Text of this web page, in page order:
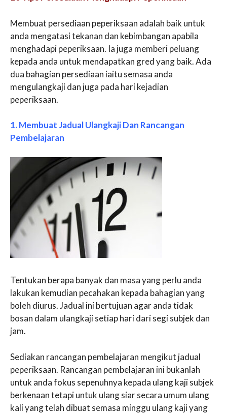
Membuat persediaan peperiksaan adalah baik untuk
anda mengatasi tekanan dan kebimbangan apabila
menghadapi peperiksaan. Ia juga memberi peluang
kepada anda untuk mendapatkan gred yang baik. Ada
dua bahagian persediaan iaitu semasa anda
mengulangkaji dan juga pada hari kejadian
peperiksaan.
1. Membuat Jadual Ulangkaji Dan Rancangan
Pembelajaran
Tentukan berapa banyak dan masa yang perlu anda
lakukan kemudian pecahakan kepada bahagian yang
boleh diurus. Jadual ini bertujuan agar anda tidak
bosan dalam ulangkaji setiap hari dari segi subjek dan
jam.
Sediakan rancangan pembelajaran mengikut jadual
peperiksaan. Rancangan pembelajaran ini bukanlah
untuk anda fokus sepenuhnya kepada ulang kaji subjek
berkenaan tetapi untuk ulang siar secara umum ulang
kali yang telah dibuat semasa minggu ulang kaji yang